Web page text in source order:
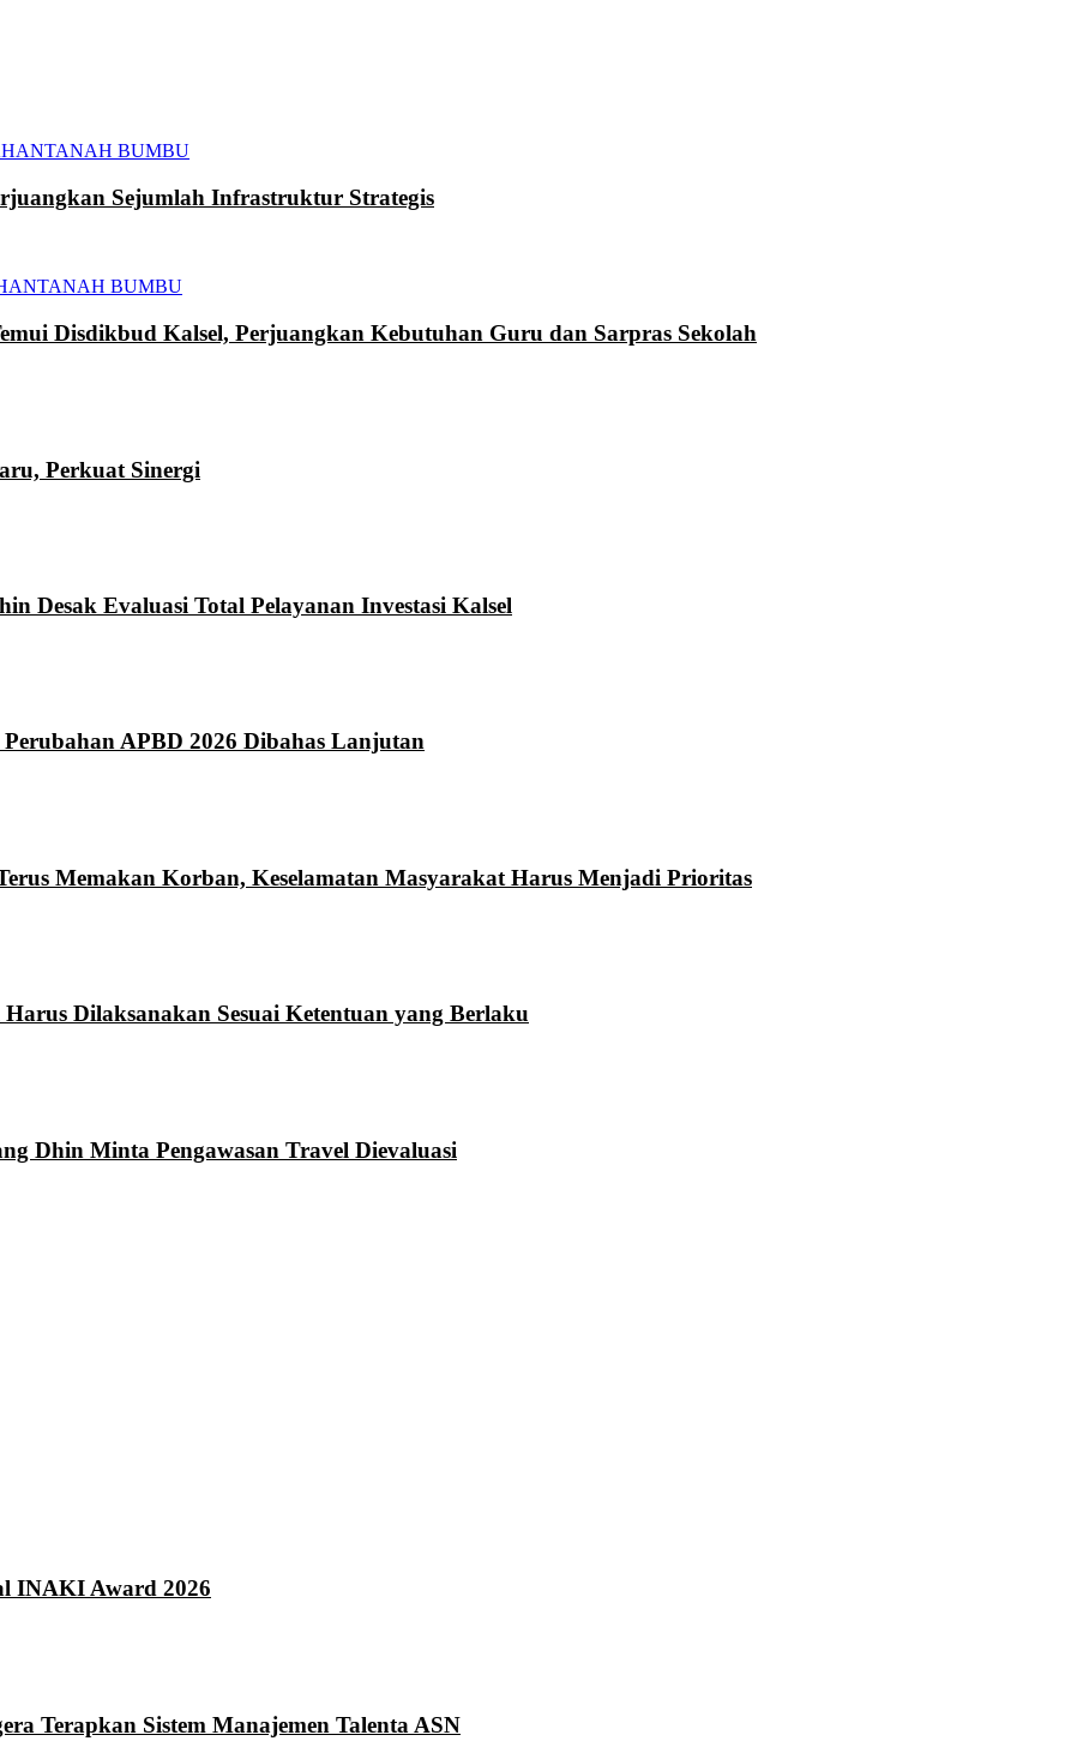
TANAH BUMBU
Sejumlah Infrastruktur Strategis
TANAH BUMBU
Disdikbud Kalsel, Perjuangkan Kebutuhan Guru dan Sarpras Sekolah
Perkuat Sinergi
Desak Evaluasi Total Pelayanan Investasi Kalsel
APBD 2026 Dibahas Lanjutan
Memakan Korban, Keselamatan Masyarakat Harus Menjadi Prioritas
Dilaksanakan Sesuai Ketentuan yang Berlaku
Dhin Minta Pengawasan Travel Dievaluasi
INAKI Award 2026
Terapkan Sistem Manajemen Talenta ASN